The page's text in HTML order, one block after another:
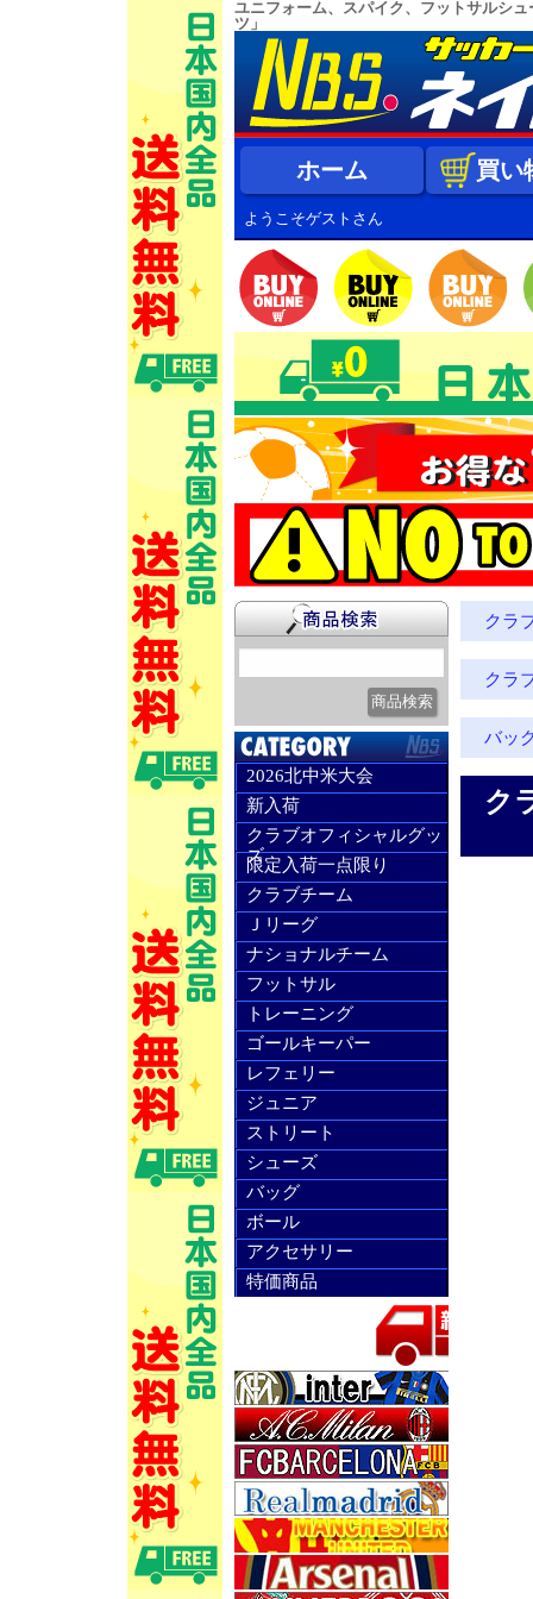
ユニフォーム、スパイク、フットサルシ
ツ」
ホーム 買い
ようこそゲストさん
2026北中米大会
新入荷
クラブオフィシャルグッ
ズ
限定入荷一点限り
クラブチーム
Ｊリーグ
ナショナルチーム
フットサル
トレーニング
ゴールキーパー
レフェリー
ジュニア
ストリート
シューズ
バッグ
ボール
アクセサリー
特価商品
クラ
クラ
バッ
ク